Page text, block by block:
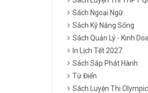
Sách Ngoại Ngữ
Sách Kỹ Năng Sống
Sách Quản Lý - Kinh
In Lịch Tết 2027
Sách Sắp Phát Hành
Từ Điển
Sách Luyện Thi Olympic